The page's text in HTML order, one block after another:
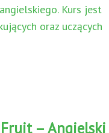
Kurs jest
oraz uczących
– Angielski